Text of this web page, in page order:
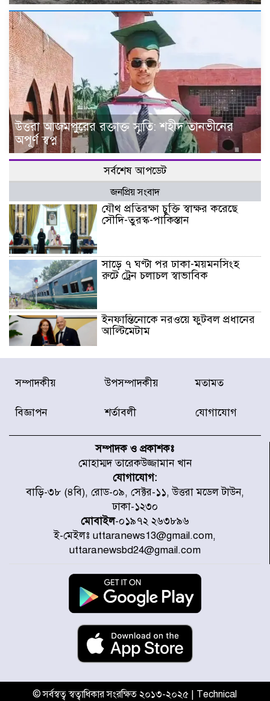
উত্তরা আজমপুরের রক্তাক্ত স্মৃতি: শহীদ তানভীনের
অপূর্ণ স্বপ্ন
সর্বশেষ আপডেট
জনপ্রিয় সংবাদ
যৌথ প্রতিরক্ষা চুক্তি স্বাক্ষর করেছে
সৌদি-তুরস্ক-পাকিস্তান
সাড়ে ৭ ঘণ্টা পর ঢাকা-ময়মনসিংহ
রুটে ট্রেন চলাচল স্বাভাবিক
ইনফান্তিনোকে নরওয়ে ফুটবল প্রধানের
আল্টিমেটাম
দেশে ভারি বৃষ্টির সতর্কবার্তা, ১০
জেলায় বন্যার পূর্বাভাস
স্থাপনের উদ্যোগ চান মিয়া ব্যাপারীর
৭ জেলায় ঝোড়ো হাওয়াসহ বজ্রবৃষ্টির
শঙ্কা
বগুড়া ও সিলেটে সড়ক দুর্ঘটনায় নিহত
১৫
জুলাইয়ে দেশজুড়ে ৪৫৮টি সড়ক
দুর্ঘটনায় ৪১৬ জন নিহত হয়েছেন
হারিয়ে যাওয়া শিশুকে পরিবারের কাছে
ফিরিয়ে প্রশংসায় ভাসছেন খিলক্ষেত
সম্পাদকীয় উপসম্পাদকীয় মতামত
বিজ্ঞাপন শর্তাবলী যোগাযোগ
সম্পাদক ও প্রকাশকঃ
মোহাম্মদ তারেকউজ্জামান খান
যোগাযোগ:
বাড়ি-৩৮ (৪বি), রোড-০৯, সেক্টর-১১, উত্তরা মডেল টাউন,
ঢাকা-১২৩০
মোবাইল-০১৯৭২ ২৬৩৮৯৬
ই-মেইলঃ uttaranews13@gmail.com,
uttaranewsbd24@gmail.com
© সর্বস্বত্ব স্বত্বাধিকার সংরক্ষিত ২০১৩-২০২৫ | Technical